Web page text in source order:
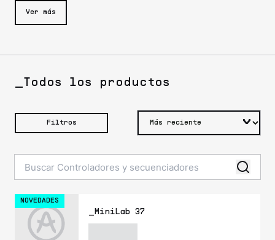
Ver más
_Todos los productos
Filtros
NOVEDADES
_MiniLab 37